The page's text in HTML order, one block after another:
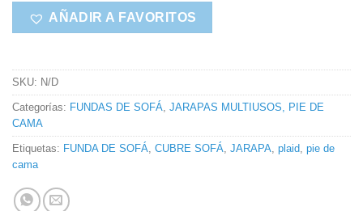
AÑADIR A FAVORITOS
SKU: N/D
Categorías: FUNDAS DE SOFÁ JARAPAS MULTIUSOS, PIE DE
CAMA
Etiquetas: FUNDA DE SOFÁ CUBRE SOFÁ JARAPA plaid pie de
cama